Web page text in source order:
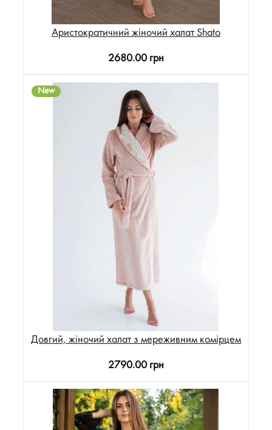
Аристократичний жіночий халат Shato
2680.00 грн
New
Довгий, жіночий халат з мереживним комірцем
2790.00 грн